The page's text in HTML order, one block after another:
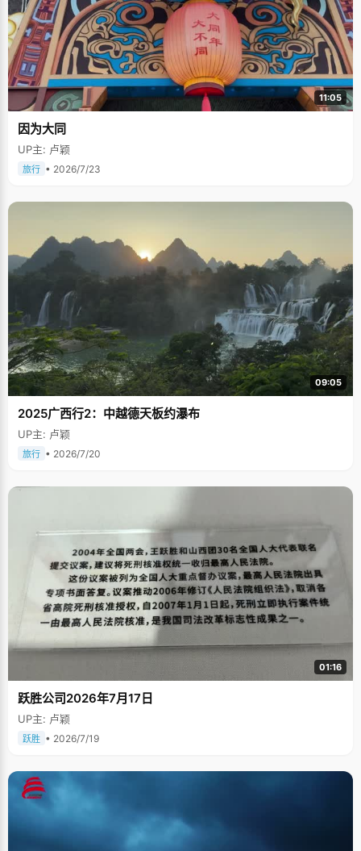
11:05
因为大同
UP主: 卢颖
旅行 • 2026/7/23
09:05
2025广西行2：中越德天板约瀑布
UP主: 卢颖
旅行 • 2026/7/20
01:16
跃胜公司2026年7月17日
UP主: 卢颖
跃胜 • 2026/7/19